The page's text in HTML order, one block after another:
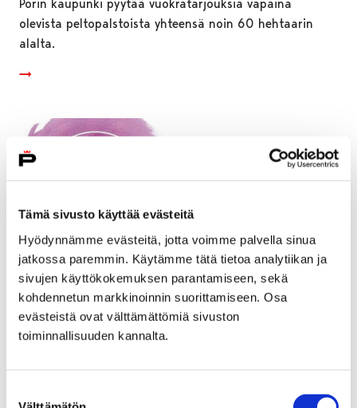
Tämä sivusto käyttää evästeitä
Hyödynnämme evästeitä, jotta voimme palvella sinua
jatkossa paremmin. Käytämme tätä tietoa analytiikan ja
sivujen käyttökokemuksen parantamiseen, sekä
kohdennetun markkinoinnin suorittamiseen. Osa
evästeistä ovat välttämättömiä sivuston
toiminnallisuuden kannalta.
Porin kaupunki pyytää vuokratarjouksia vapaina
olevista peltopalstoista yhteensä noin 60 hehtaarin
alalta.
Nuori Pori Harrastaa 2018 - yhdistysten